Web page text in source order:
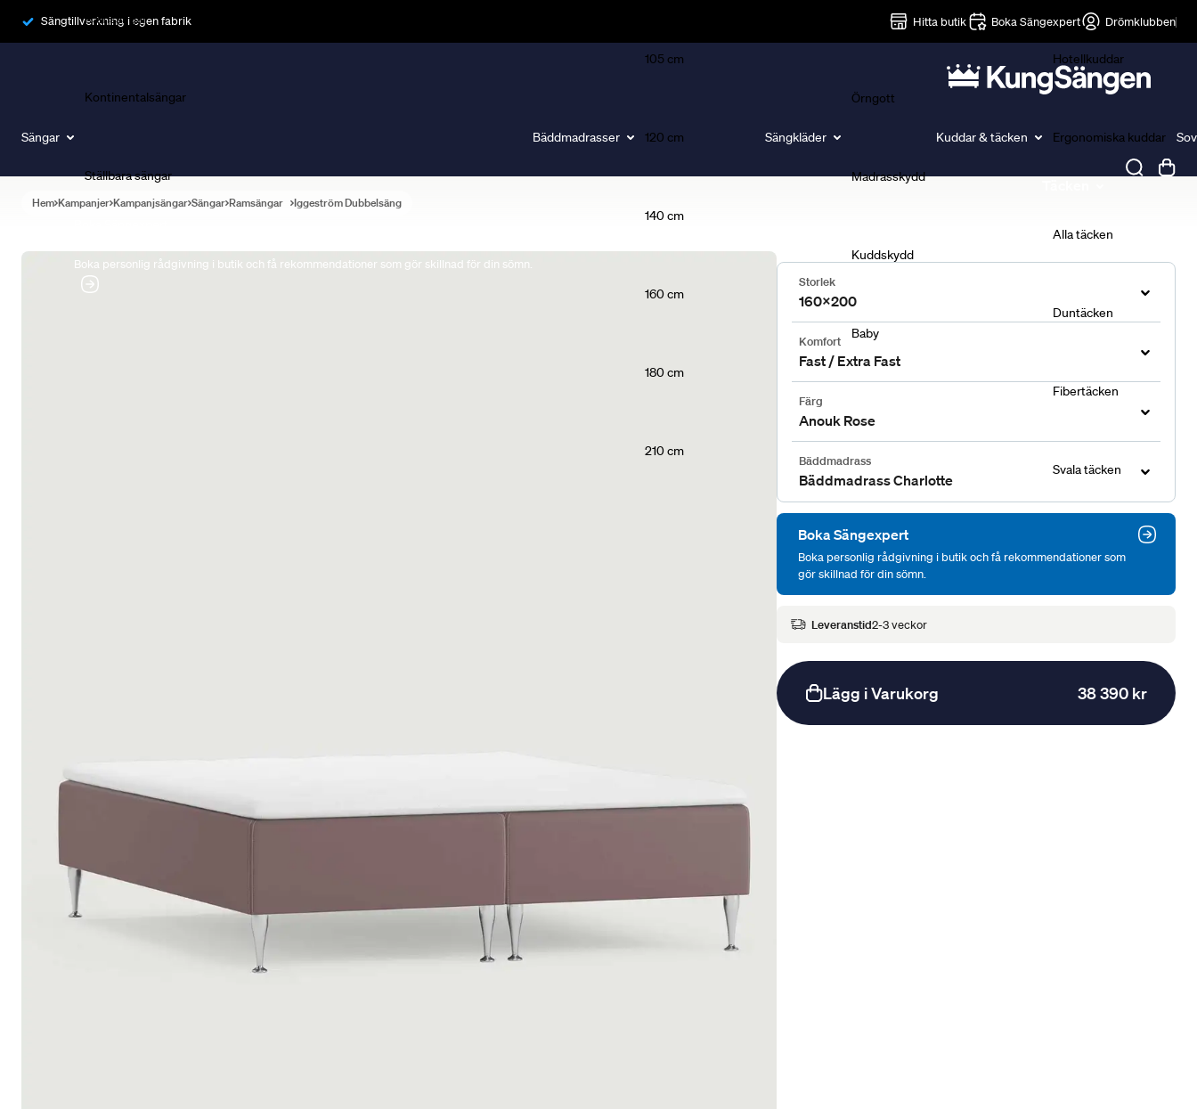
Sängtillverkning i egen fabrik Hitta butik Boka Sängexpert Drömklubben
Sängar
Ramsängar
Kontinentalsängar
Ställbara sängar
Boka personlig rådgivning i butik och få rekommendationer som gör skillnad för din sömn.
Bäddmadrasser
105 cm
120 cm
140 cm
160 cm
180 cm
210 cm
Sängkläder
Örngott
Madrasskydd
Kuddskydd
Baby
Kuddar & täcken
Hotellkuddar
Ergonomiska kuddar
Alla täcken
Duntäcken
Fibertäcken
Svala täcken
Hem Kampanjer Kampanjsängar Sängar Ramsängar Iggeström Dubbelsäng
Storlek
160x200
Komfort
Fast / Extra Fast
Färg
Anouk Rose
Bäddmadrass
Bäddmadrass Charlotte
Boka Sängexpert
Boka personlig rådgivning i butik och få rekommendationer som
gör skillnad för din sömn.
Leveranstid2-3 veckor
Lägg i Varukorg 38 390 kr